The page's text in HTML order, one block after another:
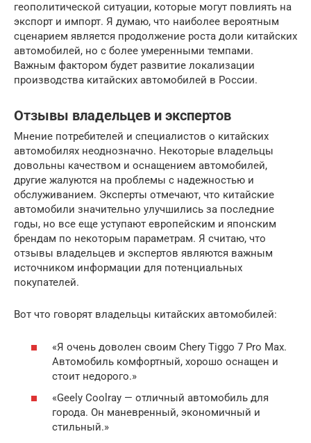
геополитической ситуации, которые могут повлиять на
экспорт и импорт. Я думаю, что наиболее вероятным
сценарием является продолжение роста доли китайских
автомобилей, но с более умеренными темпами.
Важным фактором будет развитие локализации
производства китайских автомобилей в России.
Отзывы владельцев и экспертов
Мнение потребителей и специалистов о китайских
автомобилях неоднозначно. Некоторые владельцы
довольны качеством и оснащением автомобилей,
другие жалуются на проблемы с надежностью и
обслуживанием. Эксперты отмечают, что китайские
автомобили значительно улучшились за последние
годы, но все еще уступают европейским и японским
брендам по некоторым параметрам. Я считаю, что
отзывы владельцев и экспертов являются важным
источником информации для потенциальных
покупателей.
Вот что говорят владельцы китайских автомобилей:
«Я очень доволен своим Chery Tiggo 7 Pro Max.
Автомобиль комфортный, хорошо оснащен и
стоит недорого.»
«Geely Coolray — отличный автомобиль для
города. Он маневренный, экономичный и
стильный.»